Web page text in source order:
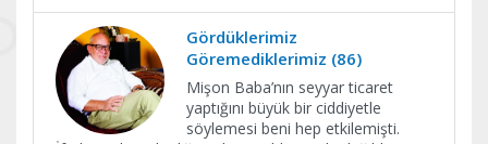
Gördüklerimiz
Göremediklerimiz (86)
Mişon Baba’nın seyyar ticaret
yaptığını büyük bir ciddiyetle
söylemesi beni hep etkilemişti.